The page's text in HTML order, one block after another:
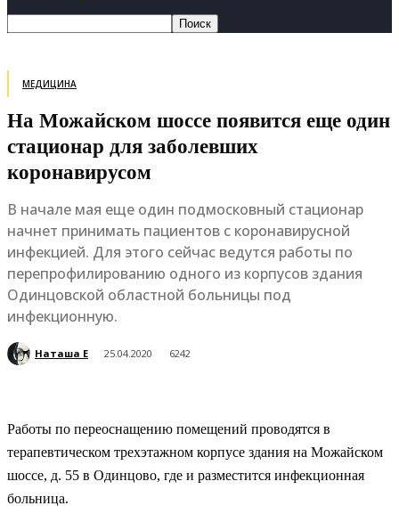
МЕДИЦИНА
На Можайском шоссе появится еще один
стационар для заболевших
коронавирусом
В начале мая еще один подмосковный стационар
начнет принимать пациентов с коронавирусной
инфекцией. Для этого сейчас ведутся работы по
перепрофилированию одного из корпусов здания
Одинцовской областной больницы под
инфекционную.
Наташа Е 25.04.2020 6242
Работы по переоснащению помещений проводятся в
терапевтическом трехэтажном корпусе здания на Можайском
шоссе, д. 55 в Одинцово, где и разместится инфекционная
больница.